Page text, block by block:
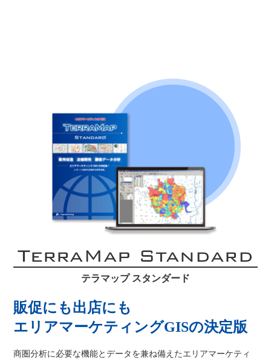
TerraMap Standard
テラマップ スタンダード
販促にも出店にも
エリアマーケティングGISの決定版
商圏分析に必要な機能とデータを兼ね備えたエリアマーケティ